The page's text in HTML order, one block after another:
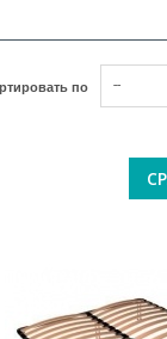
по --